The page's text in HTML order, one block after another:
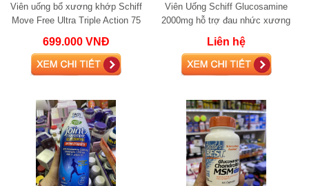
Viên uống bổ xương khớp Schiff
Move Free Ultra Triple Action 75
699.000 VNĐ
Viên Uống Schiff Glucosamine
2000mg hỗ trợ đau nhức xương
Liên hệ